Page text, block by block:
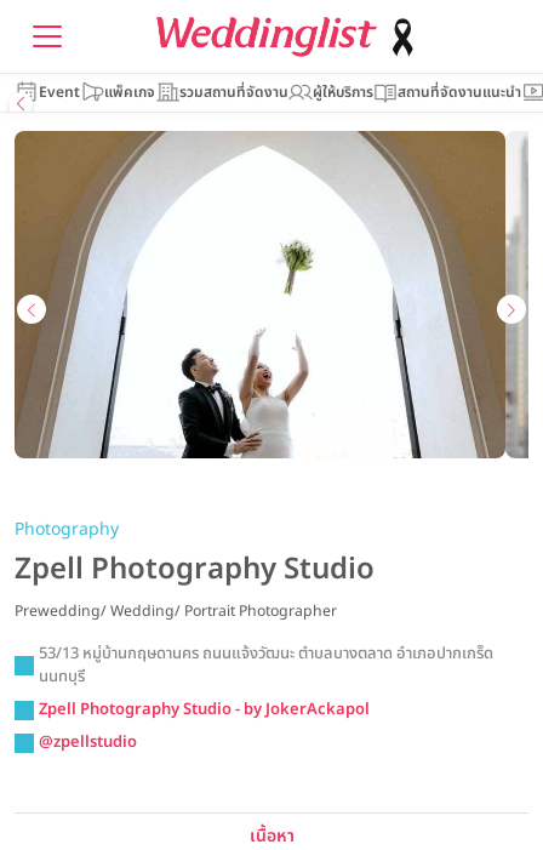
Event แพ็คเกจ รวมสถานที่จัดงาน ผู้ให้บริการ สถานที่จัดงานแนะนำ
Photography
Zpell Photography Studio
Prewedding/ Wedding/ Portrait Photographer
53/13 หมู่บ้านกฤษดานคร ถนนแจ้งวัฒนะ ตำบลบางตลาด อำเภอปากเกร็ด
นนทบุรี
Zpell Photography Studio - by JokerAckapol
@zpellstudio
เนื้อหา